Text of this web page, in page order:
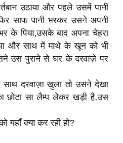
उठाया और पहले उसमें पानी
साफ पानी भरकर उसने अपनी
के पिया,उसके बाद अपना चेहरा
और साथ में माथे के खून को भी
उस पुराने से घर के दरवाज़े पर
साथ दरवाज़ा खुला तो उसने देखा
छोटा सा लैम्प लेकर खड़ी है,उस
यहाँ क्या कर रही हो?